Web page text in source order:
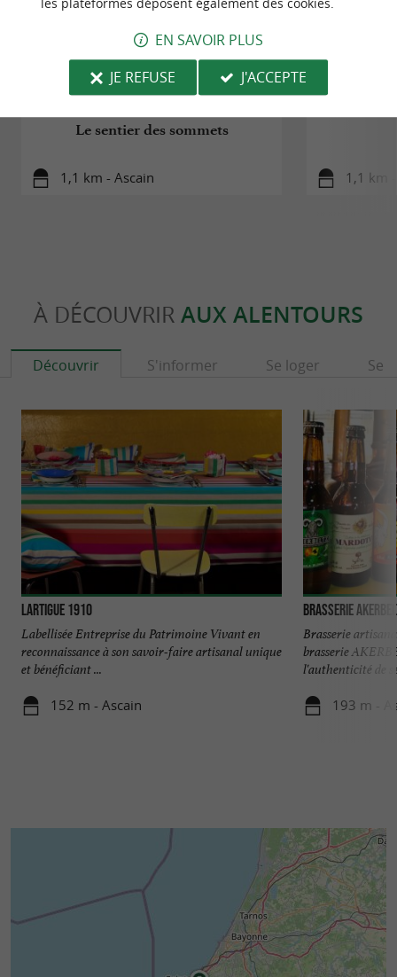
Le sentier des sommets
1,1 km - Ascain 1,1 km
À DÉCOUVRIR AUX ALENTOURS
Découvrir S'informer Se loger Se
Lartigue 1910
Labellisée Entreprise du Patrimoine Vivant en
reconnaissance à son savoir-faire artisanal unique
et bénéficiant ...
152 m - Ascain
Brasserie
Brasserie
brasserie
l'authenticité de
193 m -
EN SAVOIR PLUS
JE REFUSE
J'ACCEPTE